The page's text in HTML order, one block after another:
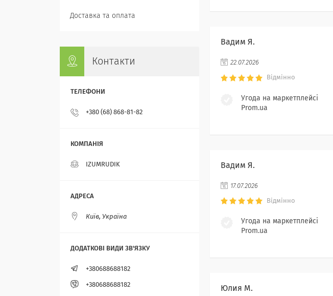
Вадим Я.
22.07.2026
Відмінно
Угода на маркетплейсі
Prom.ua
Вадим Я.
17.07.2026
Відмінно
Угода на маркетплейсі
Prom.ua
Юлия М.
Доставка та оплата
Контакти
+380 (68) 868-81-82
IZUMRUDIK
Київ, Україна
+380688688182
+380688688182